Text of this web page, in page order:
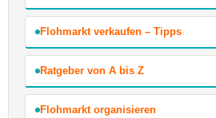
Flohmarkt verkaufen – Tipps
Ratgeber von A bis Z
Flohmarkt organisieren